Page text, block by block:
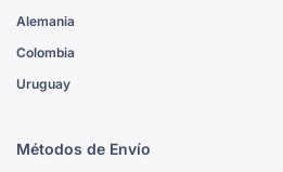
Alemania
Colombia
Uruguay
Métodos de Envío